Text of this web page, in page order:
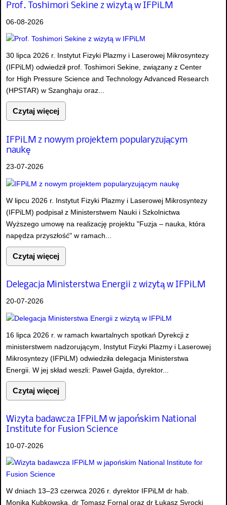
Prof. Toshimori Sekine z wizytą w IFPiLM
06-08-2026
30 lipca 2026 r. Instytut Fizyki Plazmy i Laserowej Mikrosyntezy
(IFPiLM) odwiedził prof. Toshimori Sekine, związany z Center
for High Pressure Science and Technology Advanced Research
(HPSTAR) w Szanghaju oraz...
Czytaj więcej
IFPiLM z nowym projektem popularyzującym
naukę
23-07-2026
W lipcu 2026 r. Instytut Fizyki Plazmy i Laserowej Mikrosyntezy
(IFPiLM) podpisał z Ministerstwem Nauki i Szkolnictwa
Wyższego umowę na realizację projektu "Fuzja – nauka, która
napędza przyszłość" w ramach...
Czytaj więcej
Delegacja Ministerstwa Energii z wizytą w IFPiLM
20-07-2026
16 lipca 2026 r. w ramach kwartalnych spotkań Dyrekcji z
ministerstwem nadzorującym, Instytut Fizyki Plazmy i Laserowej
Mikrosyntezy (IFPiLM) odwiedziła delegacja Ministerstwa
Energii. W jej skład weszli: Paweł Gajda, dyrektor...
Czytaj więcej
Wizyta badawcza IFPiLM w japońskim National
Institute for Fusion Science
10-07-2026
W dniach 13–23 czerwca 2026 r. dyrektor IFPiLM dr hab.
Monika Kubkowska, dr Tomasz Fornal oraz dr Łukasz Syrocki